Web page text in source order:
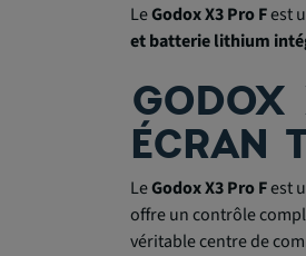
LeGodox X3 Pro Fest
et batterie lithium
ÉCRAN
LeGodox X3 Pro Fest
offre un contrôle
véritable centre de